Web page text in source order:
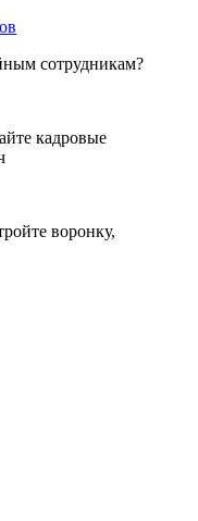
сотрудникам?
кадровые
воронку,